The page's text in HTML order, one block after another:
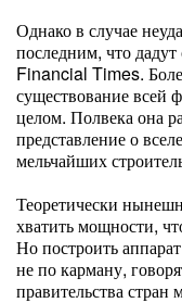
Однако в случае
последним, что
Financial Times.
существование всей
целом. Полвека она
представление о
мельчайших
Теоретически
хватить мощности,
Но построить
не по карману,
правительства стран